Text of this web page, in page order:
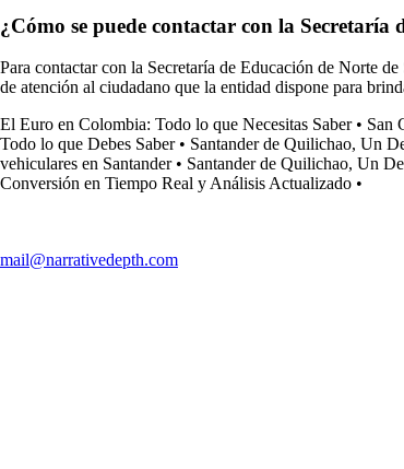
¿Cómo se puede contactar con la
Para contactar con la Secretaría de Educación de Norte
de atención al ciudadano que la entidad dispone para
El Euro en Colombia: Todo lo que Necesitas Saber• San
Todo lo que Debes Saber• Santander de Quilichao, Un
vehiculares en Santander• Santander de Quilichao, Un
Conversión en Tiempo Real y Análisis Actualizado •
mail@narrativedepth.com